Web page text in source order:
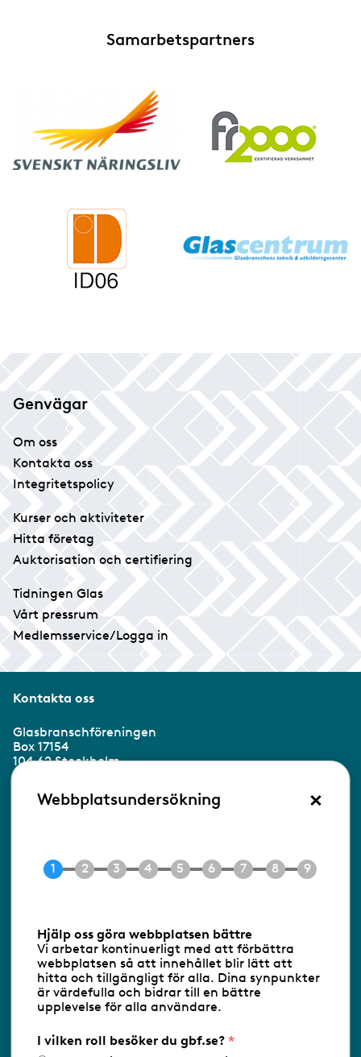
Samarbetspartners
Genvägar
Om oss
Kontakta oss
Integritetspolicy
Kurser och aktiviteter
Hitta företag
Auktorisation och certifiering
Tidningen Glas
Vårt pressrum
Medlemsservice/Logga in
Kontakta oss
Glasbranschföreningen
Box 17154
104 62 Stockholm
Besöksadress:
Ringvägen 100
E-post info@gbf.se
Följ oss via RSS
Databasens namn:www.gbf.se-
Glasbranschföreningen AB - Ansvarig
Webbplatsundersökning ×
Hjälp oss göra webbplatsen bättre
Vi arbetar kontinuerligt med att förbättra
webbplatsen så att innehållet blir lätt att
hitta och tillgängligt för alla. Dina synpunkter
är värdefulla och bidrar till en bättre
upplevelse för alla användare.
I vilken roll besöker du gbf.se?